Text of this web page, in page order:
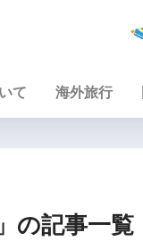
て 海外旅行
の記事一覧